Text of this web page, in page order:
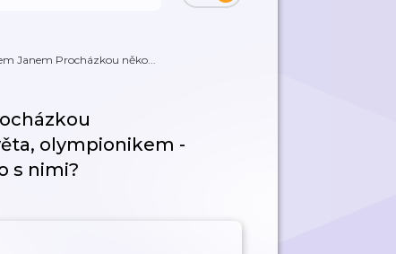
Janem Procházkou něko...
olympionikem -
s nimi?